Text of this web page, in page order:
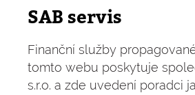
SAB servis
Finanční služby
tomto webu poskytuje
s.r.o. a zde uvedení poradci